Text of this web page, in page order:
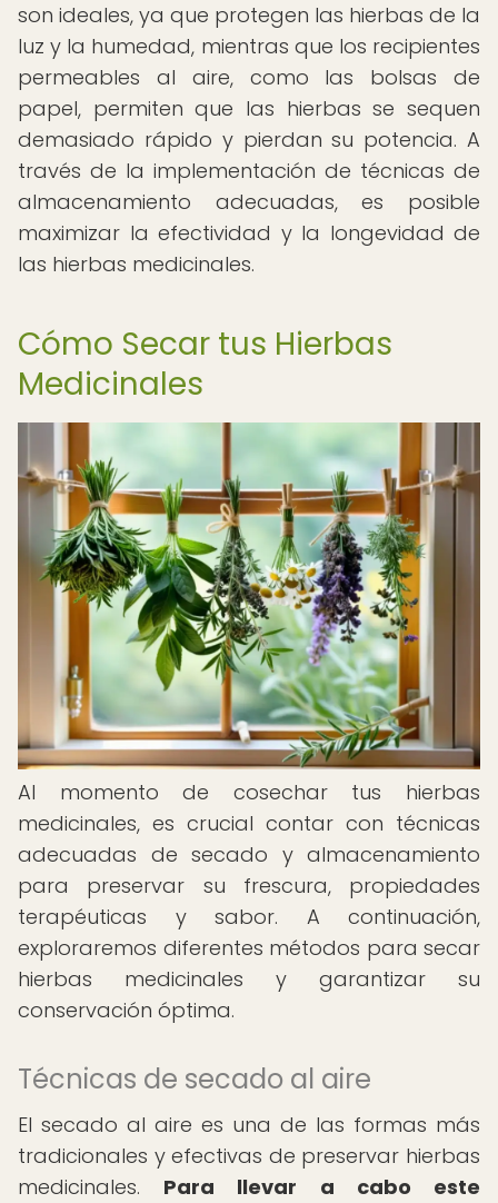
son ideales, ya que protegen las hierbas de la
luz y la humedad, mientras que los recipientes
permeables al aire, como las bolsas de
papel, permiten que las hierbas se sequen
demasiado rápido y pierdan su potencia. A
través de la implementación de técnicas de
almacenamiento adecuadas, es posible
maximizar la efectividad y la longevidad de
las hierbas medicinales.
Cómo Secar tus Hierbas
Medicinales
Al momento de cosechar tus hierbas
medicinales, es crucial contar con técnicas
adecuadas de secado y almacenamiento
para preservar su frescura, propiedades
terapéuticas y sabor. A continuación,
exploraremos diferentes métodos para secar
hierbas medicinales y garantizar su
conservación óptima.
Técnicas de secado al aire
El secado al aire es una de las formas más
tradicionales y efectivas de preservar hierbas
medicinales. Para llevar a cabo este